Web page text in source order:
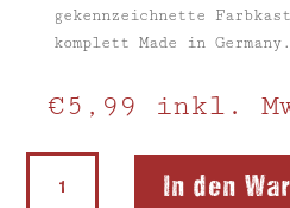
gekennzeichnette
komplett Made in Germany.
€5,99 inkl.
Farbmalkasten
Menge
In den